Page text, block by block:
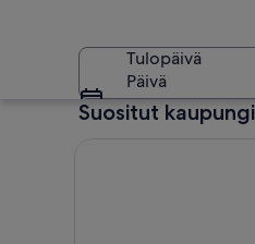
Tulopäivä
Päivä
Suositut